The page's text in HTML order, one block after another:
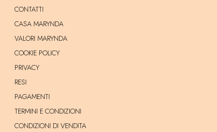
CONTATTI
CASA MARYNDA
VALORI MARYNDA
COOKIE POLICY
PRIVACY
RESI
PAGAMENTI
TERMINI E CONDIZIONI
CONDIZIONI DI VENDITA